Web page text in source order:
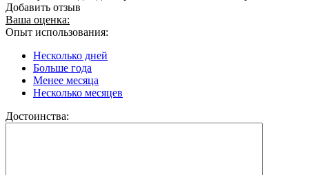
Добавить отзыв
Ваша оценка:
Опыт использования:
Несколько дней
Больше года
Менее месяца
Несколько месяцев
Достоинства: